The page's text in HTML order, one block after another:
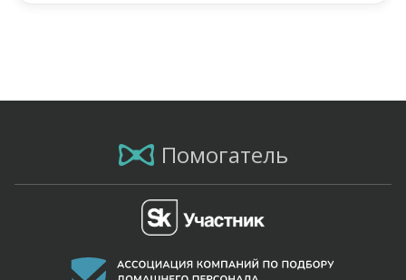
Помогатель